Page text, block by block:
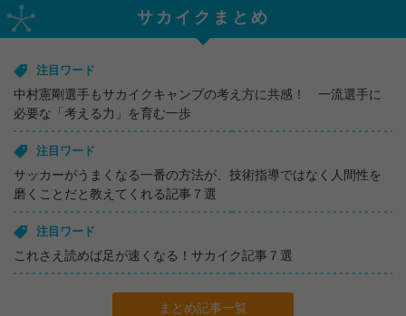
サカイクまとめ
注目ワード
中村憲剛選手もサカイクキャンプの考え方に共感！ 一流選手に
必要な「考える力」を育む一歩
注目ワード
サッカーがうまくなる一番の方法が、技術指導ではなく人間性を
磨くことだと教えてくれる記事７選
注目ワード
これさえ読めば足が速くなる！サカイク記事７選
まとめ記事一覧